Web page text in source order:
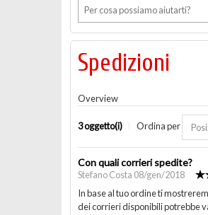
Spedizioni
Overview
3 oggetto(i) Ordina per
Con quali corrieri spedite?
Stefano Costa 08/gen/2018
In base al tuo ordine ti
dei corrieri disponibili potrebbe